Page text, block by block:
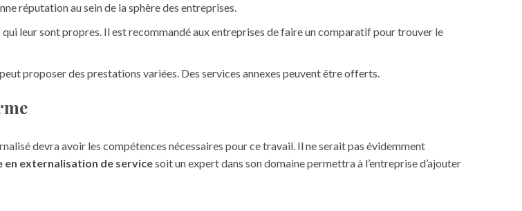
réputation au sein de la sphère des entreprises.
leur sont propres. Il est recommandé aux entreprises de faire un comparatif pour trouver le
proposer des prestations variées. Des services annexes peuvent être offerts.
devra avoir les compétences nécessaires pour ce travail. Il ne serait pas évidemment
en externalisation de servicesoit un expert dans son domaine permettra à l’entreprise d’ajouter